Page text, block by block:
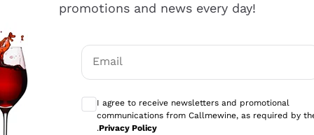
diversi e con un ampio range di prezzo. Le
promotions and news every day!
Email
I agree to receive newsletters and promotional
communications from Callmewine, as required by
.Privacy Policy